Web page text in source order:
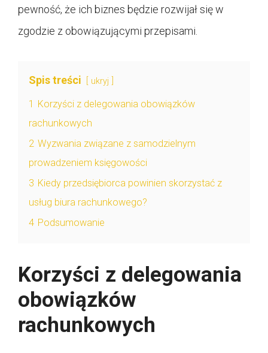
pewność, że ich biznes będzie rozwijał się w
zgodzie z obowiązującymi przepisami.
Spis treści ukryj
1 Korzyści z delegowania obowiązków
rachunkowych
2 Wyzwania związane z samodzielnym
prowadzeniem księgowości
3 Kiedy przedsiębiorca powinien skorzystać z
usług biura rachunkowego?
4 Podsumowanie
Korzyści z delegowania
obowiązków
rachunkowych